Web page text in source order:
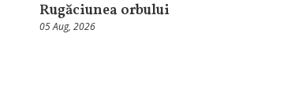
Rugăciunea orbului
05 Aug, 2026